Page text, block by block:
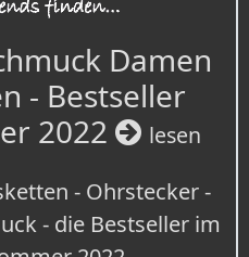
Damen
- Bestseller
2022
lesen
- Ohrstecker -
- die Bestseller im